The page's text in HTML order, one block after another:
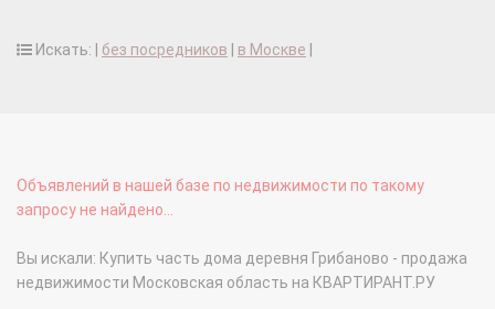
Искать: | без посредников в Москве
Объявлений в нашей базе по недвижимости по такому
запросу не найдено...
Вы искали: Купить часть дома деревня Грибаново - продажа
недвижимости Московская область на КВАРТИРАНТ.РУ